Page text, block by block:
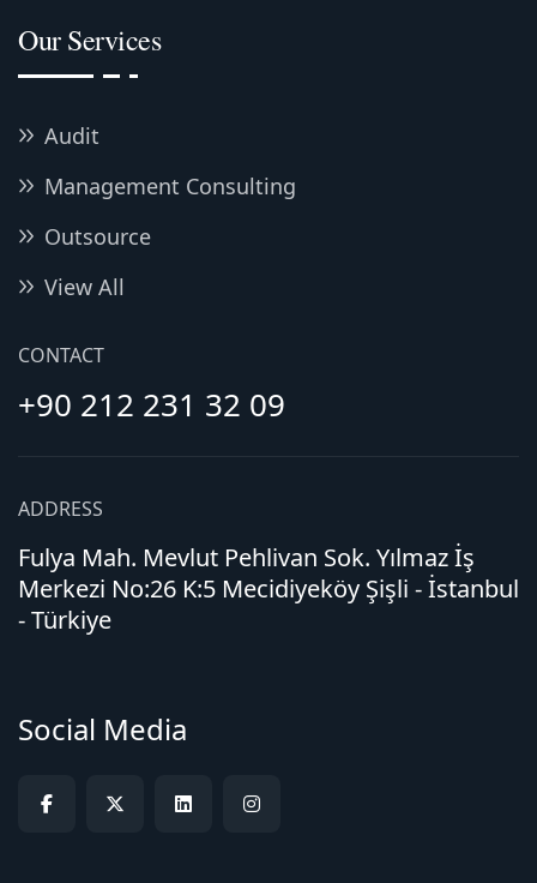
Our Services
Audit
Management Consulting
Outsource
View All
CONTACT
+90 212 231 32 09
ADDRESS
Fulya Mah. Mevlut Pehlivan Sok. Yılmaz İş
Merkezi No:26 K:5 Mecidiyeköy Şişli - İstanbul
- Türkiye
Social Media